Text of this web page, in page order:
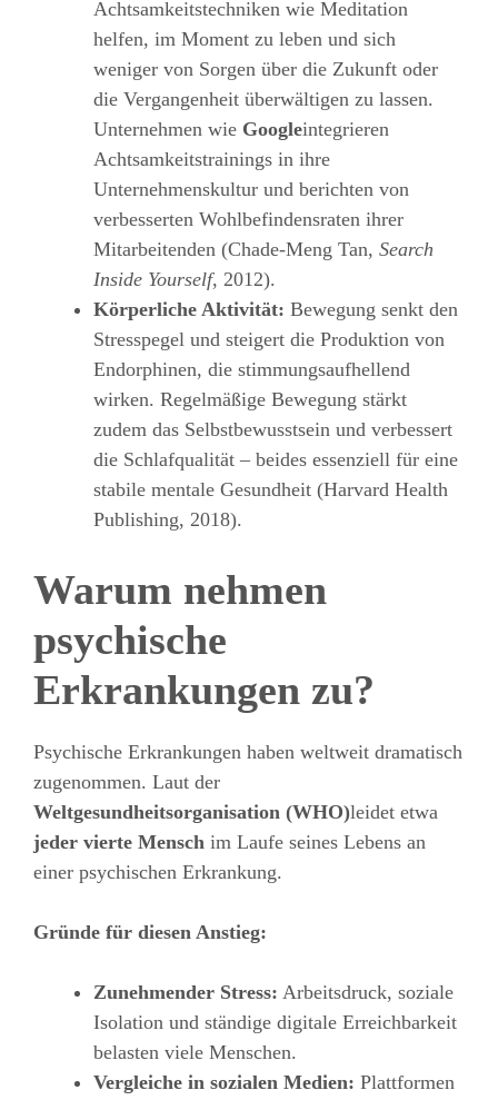
Achtsamkeitstechniken wie Meditation
helfen, im Moment zu leben und sich
weniger von Sorgen über die Zukunft oder
die Vergangenheit überwältigen zu lassen.
Unternehmen wie Googleintegrieren
Achtsamkeitstrainings in ihre
Unternehmenskultur und berichten von
verbesserten Wohlbefindensraten ihrer
Mitarbeitenden (Chade-Meng Tan, Search
Inside Yourself, 2012).
Körperliche Aktivität: Bewegung senkt den
Stresspegel und steigert die Produktion von
Endorphinen, die stimmungsaufhellend
wirken. Regelmäßige Bewegung stärkt
zudem das Selbstbewusstsein und verbessert
die Schlafqualität – beides essenziell für eine
stabile mentale Gesundheit (Harvard Health
Publishing, 2018).
Warum nehmen
psychische
Erkrankungen zu?
Psychische Erkrankungen haben weltweit dramatisch
zugenommen. Laut der
Weltgesundheitsorganisation (WHO)leidet etwa
jeder vierte Mensch im Laufe seines Lebens an
einer psychischen Erkrankung.
Gründe für diesen Anstieg:
Zunehmender Stress: Arbeitsdruck, soziale
Isolation und ständige digitale Erreichbarkeit
belasten viele Menschen.
Vergleiche in sozialen Medien: Plattformen